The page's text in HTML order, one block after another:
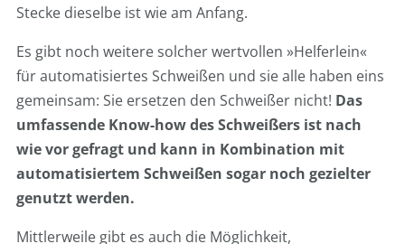
Stecke dieselbe ist wie am Anfang.
Es gibt noch weitere solcher wertvollen »Helferlein«
für automatisiertes Schweißen und sie alle haben eins
gemeinsam: Sie ersetzen den Schweißer nicht! Das
umfassende Know-how des Schweißers ist nach
wie vor gefragt und kann in Kombination mit
automatisiertem Schweißen sogar noch gezielter
genutzt werden.
Mittlerweile gibt es auch die Möglichkeit,